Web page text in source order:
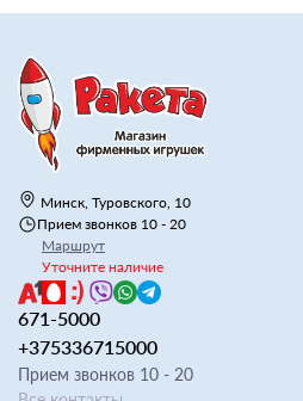
Минск, Туровского, 10
Прием звонков 10 - 20
Маршрут
Уточните наличие
671-5000
+375336715000
Прием звонков 10 - 20